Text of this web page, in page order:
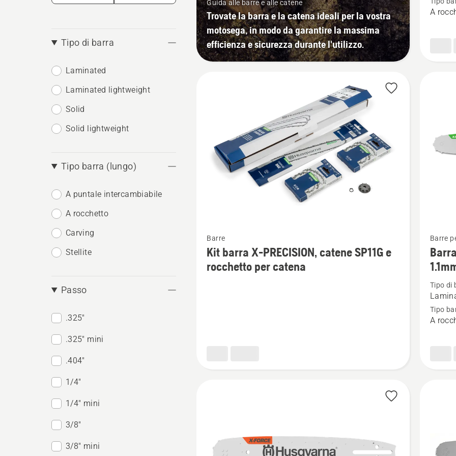
Tipo di barra
Laminated
Laminated lightweight
Solid
Solid lightweight
Tipo barra (lungo)
A puntale intercambiabile
A rocchetto
Carving
Stellite
Passo
.325"
.325" mini
.404"
1/4"
1/4" mini
3/8"
3/8" mini
Guida alle barre e alle catene
Trovate la barra e la catena ideali per la vostra
motosega, in modo da garantire la massima
efficienza e sicurezza durante l'utilizzo.
A
maggiori
dettagli
Barre
Kit barra X-PRECISION, catene SP11G e
rocchetto per catena
dettagli
Barra
Barre
Tipo di
Tipo
A